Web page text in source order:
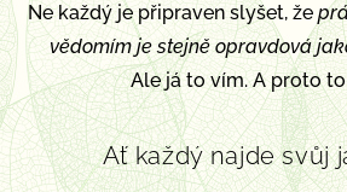
Ne každý je připraven slyšet, že
vědomím je stejně opravdová
Ale já to vím. A proto
🌿Ať každý najde svůj